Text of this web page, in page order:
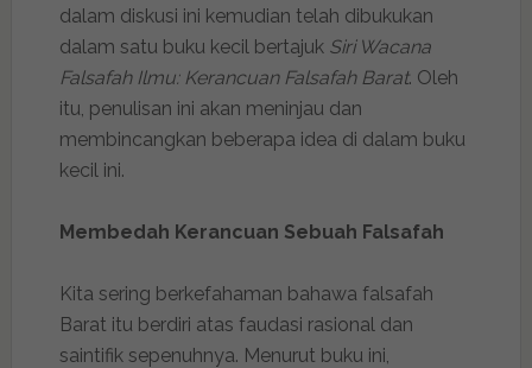
dalam diskusi ini kemudian telah dibukukan
dalam satu buku kecil bertajuk Siri Wacana
Falsafah Ilmu: Kerancuan Falsafah Barat. Oleh
itu, penulisan ini akan meninjau dan
membincangkan beberapa idea di dalam buku
kecil ini.
Membedah Kerancuan Sebuah Falsafah
Kita sering berkefahaman bahawa falsafah
Barat itu berdiri atas faudasi rasional dan
saintifik sepenuhnya. Menurut buku ini,